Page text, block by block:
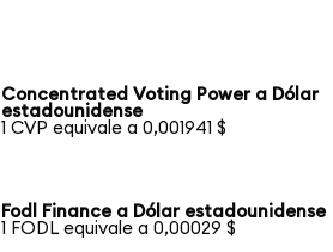
Concentrated Voting Power a Dólar
estadounidense
1 CVP equivale a 0,001941 $
Fodl Finance a Dólar estadounidense
1 FODL equivale a 0,00029 $